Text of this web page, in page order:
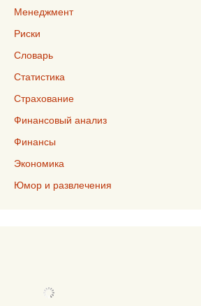
Менеджмент
Риски
Словарь
Статистика
Страхование
Финансовый анализ
Финансы
Экономика
Юмор и развлечения